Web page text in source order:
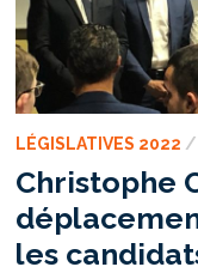
LÉGISLATIVES 2022 /
Christophe
les